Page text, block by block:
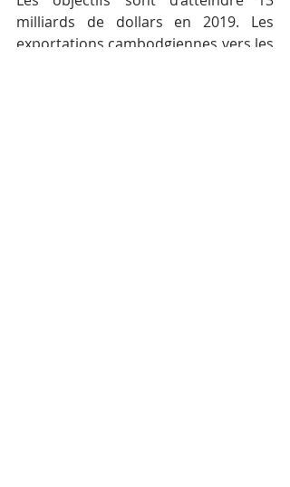
milliards de dollars en 2019. Les
exportations cambodgiennes vers les